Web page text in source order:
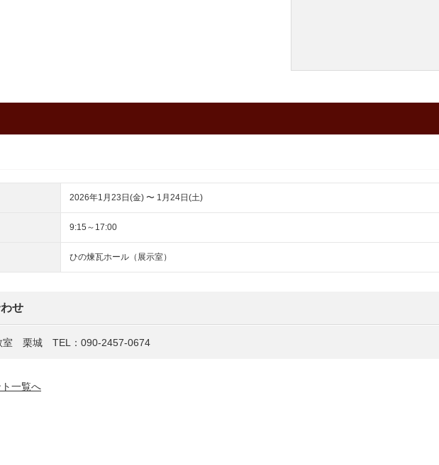
2026年1月23日(金) 〜 1月24日(土)
9:15～17:00
ひの煉瓦ホール（展示室）
せ
室 栗城 TEL：090-2457-0674
一覧へ